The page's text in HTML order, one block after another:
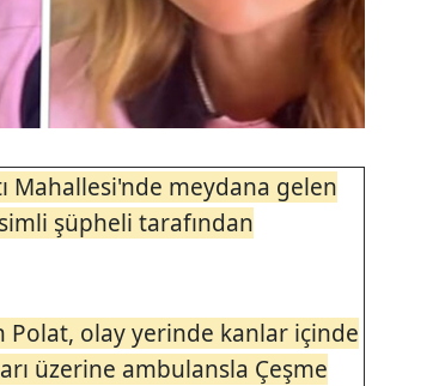
Mahallesi'nde meydana gelen
şüpheli tarafından
Polat, olay yerinde kanlar içinde
üzerine ambulansla Çeşme